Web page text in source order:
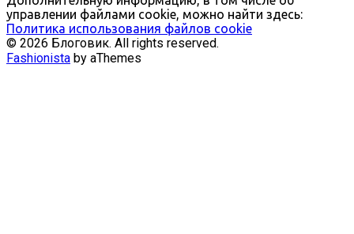
управлении файлами cookie, можно найти здесь:
Политика использования файлов cookie
© 2026 Блоговик. All rights reserved.
Fashionista by aThemes